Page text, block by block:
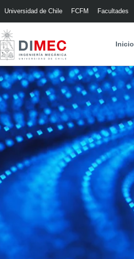
Universidad de Chile FCFM Facultades
Inicio